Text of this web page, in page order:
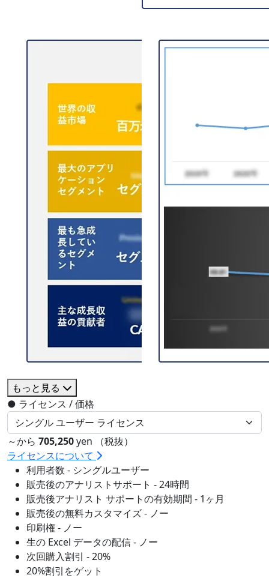
もっと見る
● ライセンス / 価格
～から 705,250yen （税抜）
ライセンスについて
利用者数 - シングルユーザー
販売後のアナリストサポート - 24時間
販売後アナリスト サポートの有効期間 - 1ヶ月
販売後の無料カスタマイズ - ノー
印刷権 - ノー
生の Excel データの配信 - ノー
次回購入割引 - 20%
20%割引をゲット